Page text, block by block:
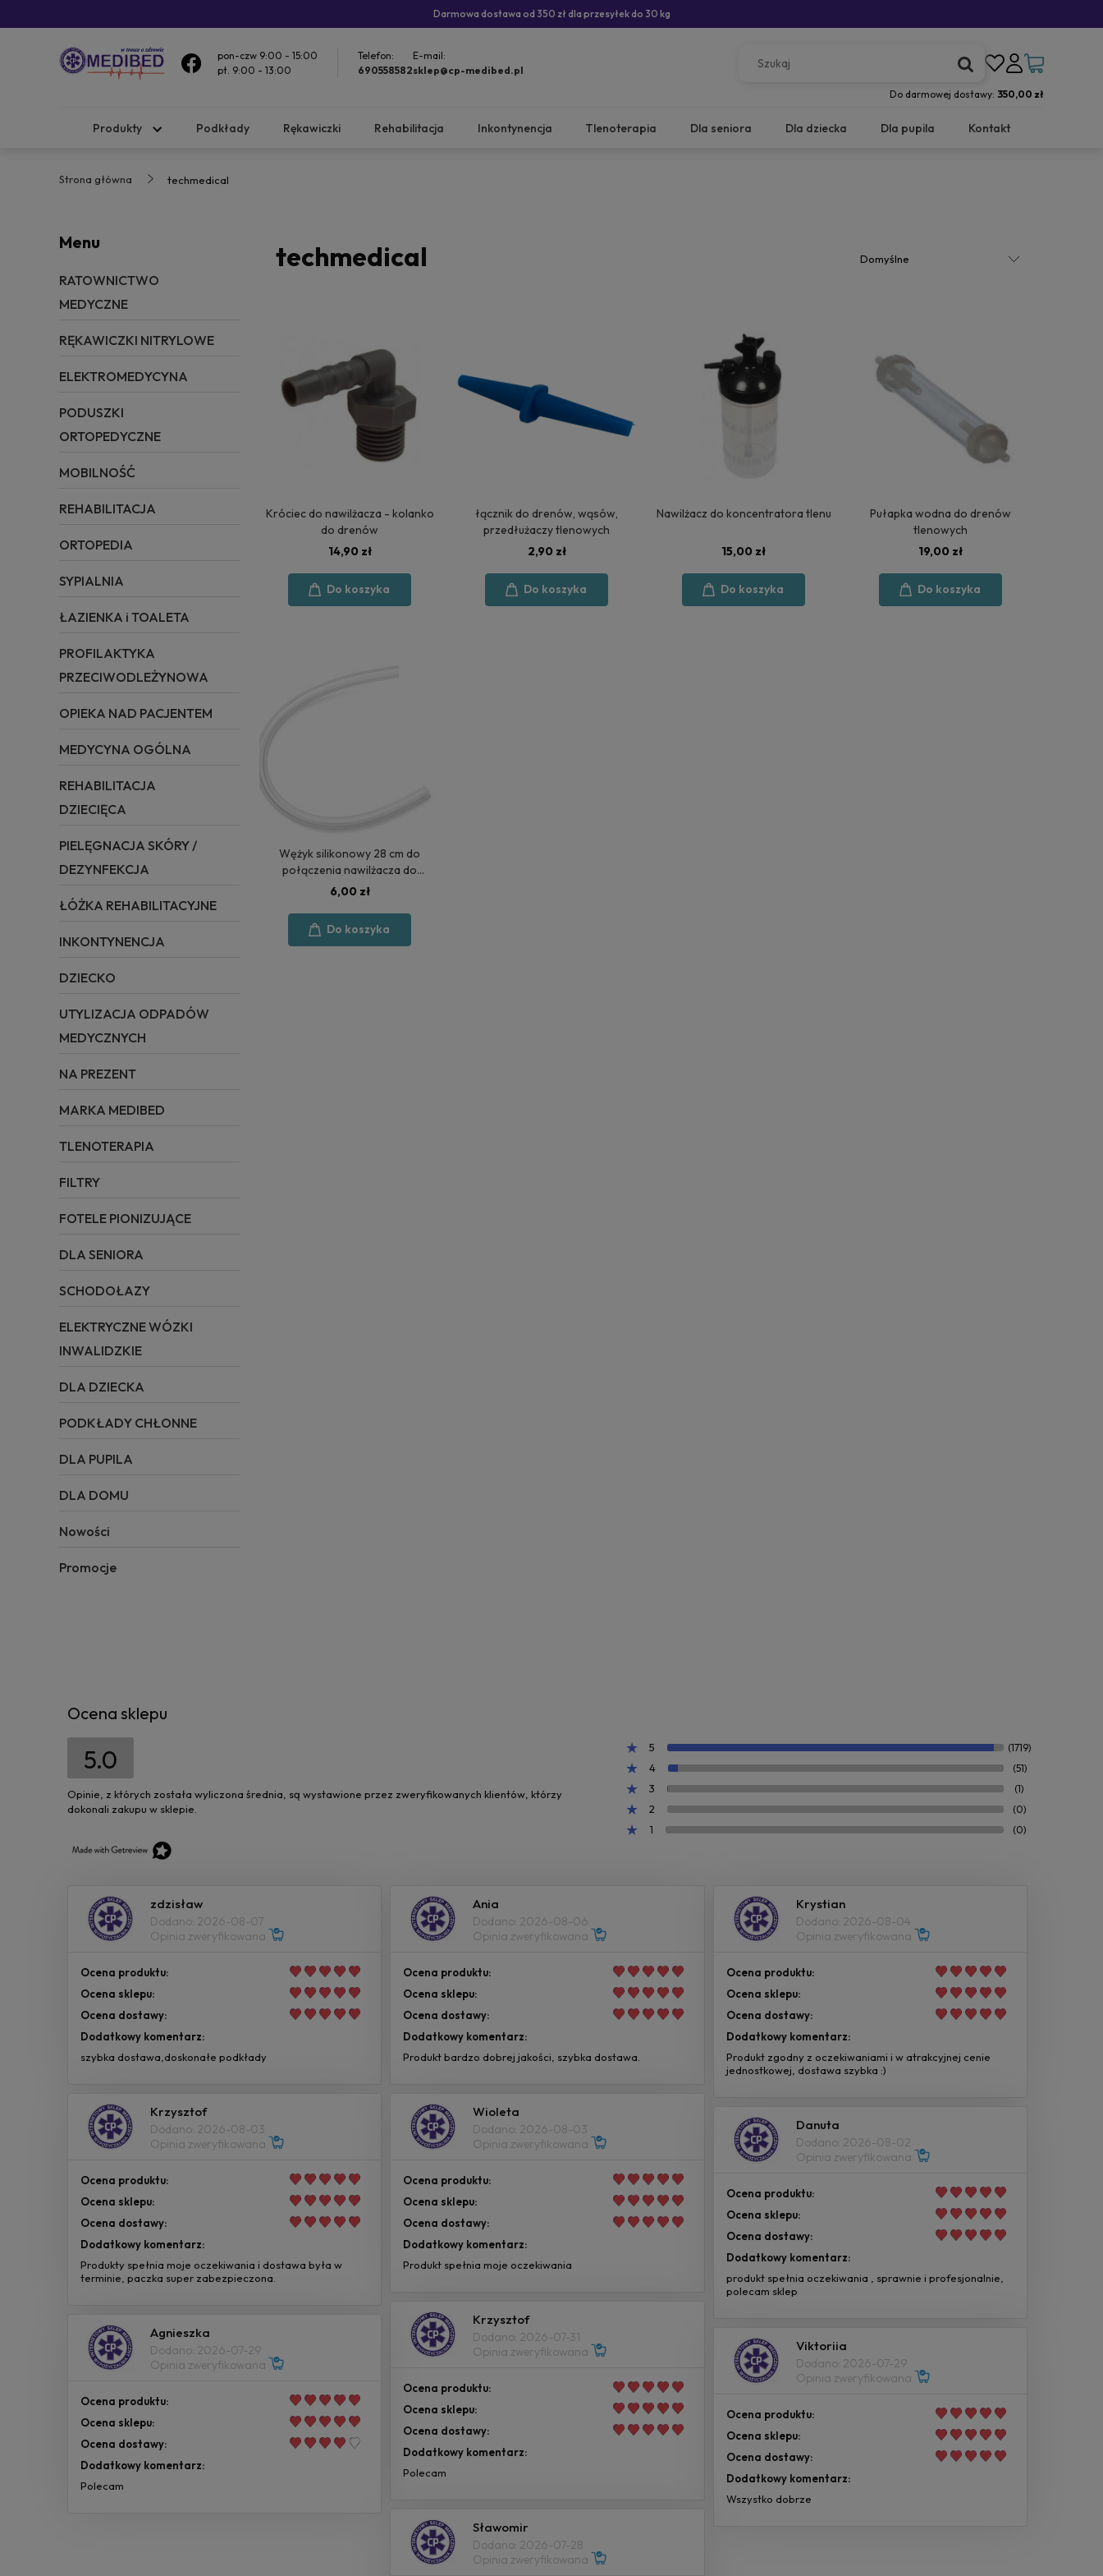
Darmowa dostawa od 350 zł dla przesyłek do 30 kg
pon-czw 9:00 - 15:00
pt. 9:00 - 13:00
Telefon:
690558582
E-mail:
sklep@cp-medibed.pl
Do darmowej dostawy: 350,00 zł
Produkty Podkłady Rękawiczki Rehabilitacja Inkontynencja Tlenoterapia Dla seniora Dla dziecka Dla pupila Kontakt
Strona główna techmedical
Menu
RATOWNICTWO
MEDYCZNE
RĘKAWICZKI NITRYLOWE
ELEKTROMEDYCYNA
PODUSZKI
ORTOPEDYCZNE
MOBILNOŚĆ
REHABILITACJA
ORTOPEDIA
SYPIALNIA
ŁAZIENKA i TOALETA
PROFILAKTYKA
PRZECIWODLEŻYNOWA
OPIEKA NAD PACJENTEM
MEDYCYNA OGÓLNA
REHABILITACJA
DZIECIĘCA
PIELĘGNACJA SKÓRY /
DEZYNFEKCJA
ŁÓŻKA REHABILITACYJNE
INKONTYNENCJA
DZIECKO
UTYLIZACJA ODPADÓW
MEDYCZNYCH
NA PREZENT
MARKA MEDIBED
TLENOTERAPIA
FILTRY
FOTELE PIONIZUJĄCE
DLA SENIORA
SCHODOŁAZY
ELEKTRYCZNE WÓZKI
INWALIDZKIE
DLA DZIECKA
PODKŁADY CHŁONNE
DLA PUPILA
DLA DOMU
Nowości
Promocje
techmedical
Króciec do nawilżacza - kolanko
do drenów
14,90 zł
Do koszyka
łącznik do drenów, wąsów,
przedłużaczy tlenowych
2,90 zł
Do koszyka
Nawilżacz do koncentratora tlenu
15,00 zł
Do koszyka
Pułapka wodna do drenów
tlenowych
19,00 zł
Do koszyka
Wężyk silikonowy 28 cm do
połączenia nawilżacza do
koncentratora tlenu
6,00 zł
Do koszyka
Ocena sklepu
5.0
Opinie, z których została wyliczona średnia, są wystawione przez zweryfikowanych klientów, którzy
dokonali zakupu w sklepie.
5 (1719)
4 (51)
3 (1)
2 (0)
1 (0)
zdzisław
Dodano: 2026-08-07
Opinia zweryfikowana
Ocena produktu:
Ocena sklepu:
Ocena dostawy:
Dodatkowy komentarz:
szybka dostawa,doskonałe podkłady
Ania
Dodano: 2026-08-06
Opinia zweryfikowana
Ocena produktu:
Ocena sklepu:
Ocena dostawy:
Dodatkowy komentarz:
Produkt bardzo dobrej jakości, szybka dostawa.
Krystian
Dodano: 2026-08-04
Opinia zweryfikowana
Ocena produktu:
Ocena sklepu:
Ocena dostawy:
Dodatkowy komentarz:
Produkt zgodny z oczekiwaniami i w atrakcyjnej cenie
jednostkowej, dostawa szybka :)
Krzysztof
Dodano: 2026-08-03
Opinia zweryfikowana
Ocena produktu:
Ocena sklepu:
Ocena dostawy:
Dodatkowy komentarz:
Produkty spełnia moje oczekiwania i dostawa była w
terminie, paczka super zabezpieczona.
Wioleta
Dodano: 2026-08-03
Opinia zweryfikowana
Ocena produktu:
Ocena sklepu:
Ocena dostawy:
Dodatkowy komentarz:
Produkt spełnia moje oczekiwania
Danuta
Dodano: 2026-08-02
Opinia zweryfikowana
Ocena produktu:
Ocena sklepu:
Ocena dostawy:
Dodatkowy komentarz:
produkt spełnia oczekiwania , sprawnie i profesjonalnie,
polecam sklep
Krzysztof
Dodano: 2026-07-31
Opinia zweryfikowana
Ocena produktu:
Ocena sklepu:
Ocena dostawy:
Dodatkowy komentarz:
Polecam
Agnieszka
Dodano: 2026-07-29
Opinia zweryfikowana
Ocena produktu:
Ocena sklepu:
Ocena dostawy:
Dodatkowy komentarz:
Polecam
Viktoriia
Dodano: 2026-07-29
Opinia zweryfikowana
Ocena produktu:
Ocena sklepu:
Ocena dostawy:
Dodatkowy komentarz:
Wszystko dobrze
Sławomir
Dodano: 2026-07-28
Opinia zweryfikowana